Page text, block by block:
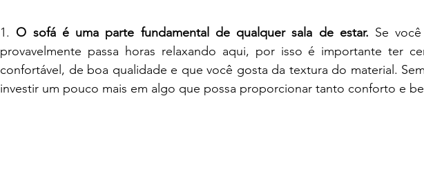
1. O sofá é uma parte fundamental de qualquer sala de estar. Se
provavelmente passa horas relaxando aqui, por isso é importante ter
confortável, de boa qualidade e que você gosta da textura do material.
investir um pouco mais em algo que possa proporcionar tanto conforto e